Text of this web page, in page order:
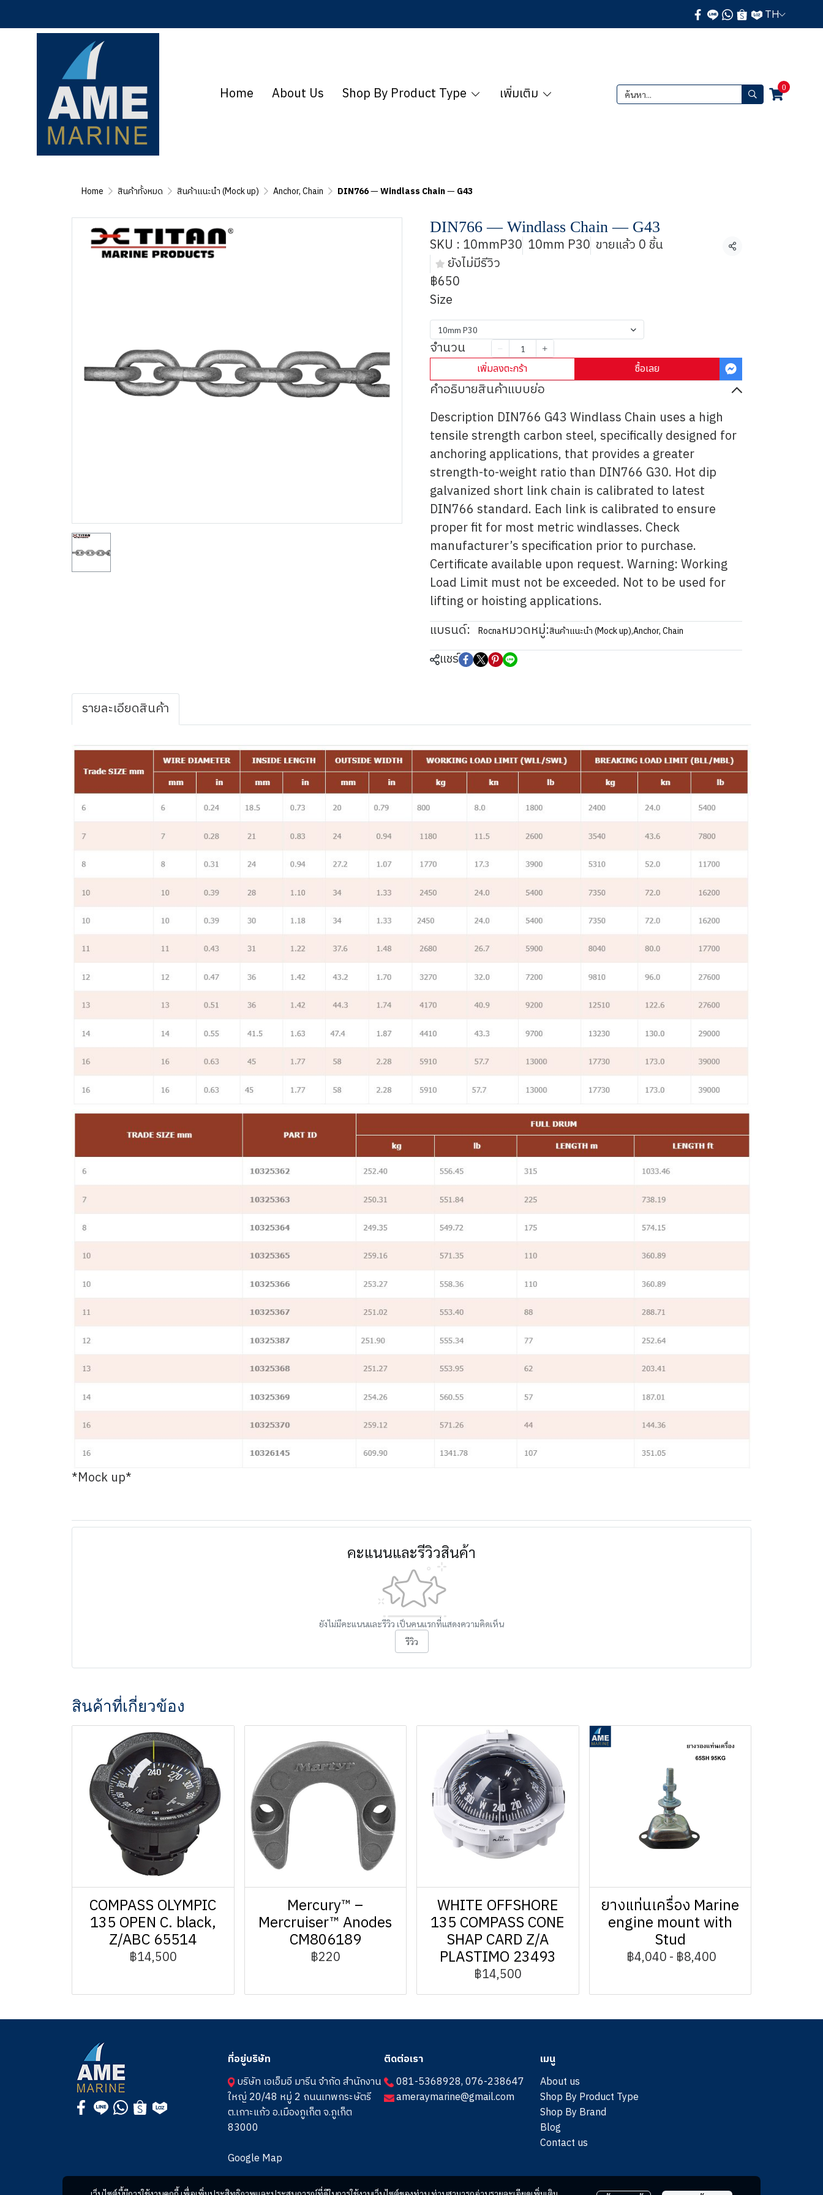
TH
Home About Us Shop By Product Type เพิ่มเติม 0
Home สินค้าทั้งหมด สินค้าแนะนำ (Mock up) Anchor, Chain DIN766 ― Windlass Chain ― G43
DIN766 ― Windlass Chain ― G43
SKU : 10mmP30 10mm P30 ขายแล้ว 0 ชิ้น
ยังไม่มีรีวิว
แชร์
฿650
Size
10mm P30
จำนวน
เพิ่มลงตะกร้า ซื้อเลย
คำอธิบายสินค้าแบบย่อ
Description DIN766 G43 Windlass Chain uses a high
tensile strength carbon steel, specifically designed for
anchoring applications, that provides a greater
strength-to-weight ratio than DIN766 G30. Hot dip
galvanized short link chain is calibrated to latest
DIN766 standard. Each link is calibrated to ensure
proper fit for most metric windlasses. Check
manufacturer’s specification prior to purchase.
Certificate available upon request. Warning: Working
Load Limit must not be exceeded. Not to be used for
lifting or hoisting applications.
แบรนด์:
Rocnaหมวดหมู่:สินค้าแนะนำ (Mock up),Anchor, Chain
แชร์
รายละเอียดสินค้า
*Mock up*
คะแนนและรีวิวสินค้า
ยังไม่มีคะแนนและรีวิว เป็นคนแรกที่แสดงความคิดเห็น
รีวิว
สินค้าที่เกี่ยวข้อง
COMPASS OLYMPIC
135 OPEN C. black,
Z/ABC 65514
฿14,500
Mercury™ –
Mercruiser™ Anodes
CM806189
฿220
WHITE OFFSHORE
135 COMPASS CONE
SHAP CARD Z/A
PLASTIMO 23493
฿14,500
ยางแท่นเครื่อง Marine
engine mount with
Stud
฿4,040- ฿8,400
ที่อยู่บริษัท
บริษัท เอเอ็มอี มารีน จำกัด สำนักงาน
ใหญ่ 20/48 หมู่ 2 ถนนเทพกระษัตรี
ต.เกาะแก้ว อ.เมืองภูเก็ต จ.ภูเก็ต
83000
Google Map
ติดต่อเรา
081-5368928,076-238647
ameraymarine@gmail.com
เมนู
About us
Shop By Product Type
Shop By Brand
Blog
Contact us